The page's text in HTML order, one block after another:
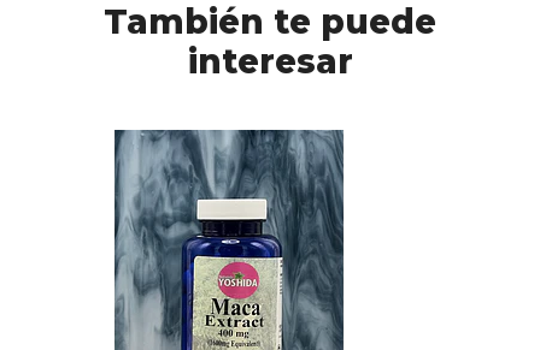
También te puede
interesar